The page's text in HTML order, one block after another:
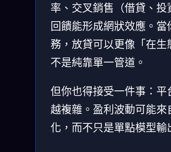
率、交叉銷售（借貸、
回饋能形成網狀效應。
務，放貸可以更像「在
不是純靠單一管道。
但你也得接受一件事：
越複雜。盈利波動可能
化，而不只是單點模型輸